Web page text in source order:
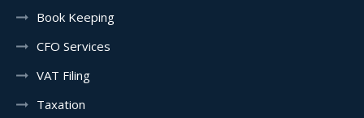
Book Keeping
CFO Services
VAT Filing
Taxation